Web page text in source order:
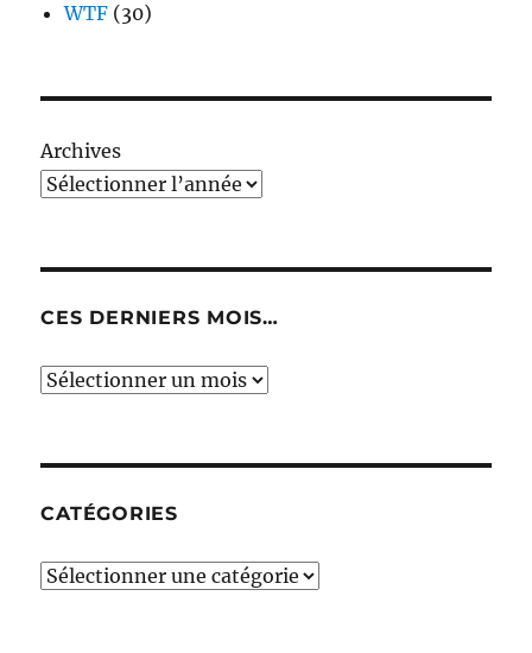
WTF (30)
Archives
CES DERNIERS MOIS…
Ces
CATÉGORIES
Catégories